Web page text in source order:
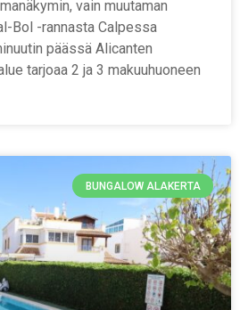
vain muutaman
Bol -rannasta Calpessa
päässä Alicanten
tarjoaa 2 ja 3 makuuhuoneen
BUNGALOW ALAKERTA